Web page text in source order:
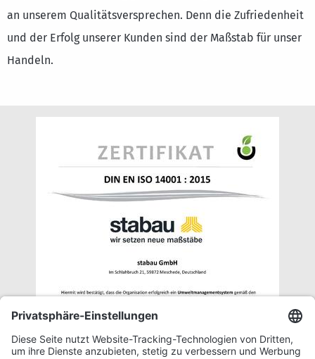
an unserem Qualitätsversprechen. Denn die Zufriedenheit
und der Erfolg unserer Kunden sind der Maßstab für unser
Handeln.